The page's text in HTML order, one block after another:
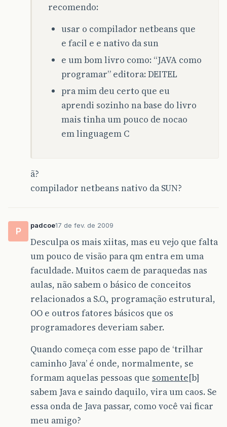
recomendo:
usar o compilador netbeans que
e facil e e nativo da sun
e um bom livro como: “JAVA como
programar” editora: DEITEL
pra mim deu certo que eu
aprendi sozinho na base do livro
mais tinha um pouco de nocao
em linguagem C
ã?
compilador netbeans nativo da SUN?
P
padcoe17 de fev. de 2009
Desculpa os mais xiitas, mas eu vejo que falta
um pouco de visão para qm entra em uma
faculdade. Muitos caem de paraquedas nas
aulas, não sabem o básico de conceitos
relacionados a S.O., programação estrutural,
OO e outros fatores básicos que os
programadores deveriam saber.
Quando começa com esse papo de ‘trilhar
caminho Java’ é onde, normalmente, se
formam aquelas pessoas que somente[b]
sabem Java e saindo daquilo, vira um caos. Se
essa onda de Java passar, como você vai ficar
meu amigo?